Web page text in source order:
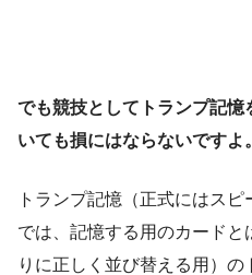
でも競技としてトランプ記
いても損にはならないですよ。
トランプ記憶（正式にはスピ
では、記憶する用のカード
りに正しく並び替える用）の